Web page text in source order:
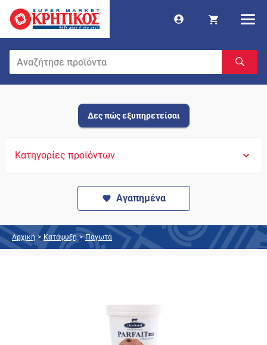
Δες πώς εξυπηρετείσαι
Κατηγορίες προϊόντων
Αγαπημένα
Αρχική > Κατάψυξη > Παγωτά